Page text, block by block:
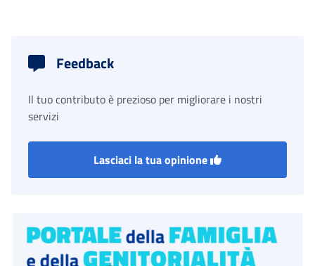
Feedback
Il tuo contributo è prezioso per migliorare i nostri
servizi
Lasciaci la tua opinione